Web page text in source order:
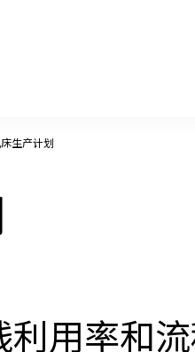
生产计划
利用率和